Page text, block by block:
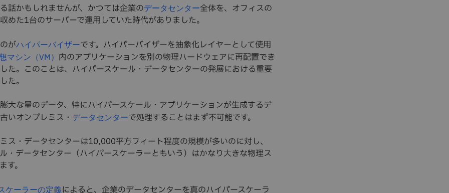
話かもしれませんが、かつては企業のデータセンター全体を、オフィスの
めた1台のサーバーで運用していた時代がありました。
がハイパーバイザーです。ハイパーバイザーを抽象化レイヤーとして使用
マシン（VM） 内のアプリケーションを別の物理ハードウェアに再配置でき
た。このことは、ハイパースケール・データセンターの発展における重要
た。
大な量のデータ、特にハイパースケール・アプリケーションが生成するデ
いオンプレミス・ データセンターで処理することはまず不可能です。
ス・データセンターは10,000平方フィート程度の規模が多いのに対し、
・データセンター（ハイパースケーラーともいう）はかなり大きな物理ス
す。
ケーラーの定義によると、企業のデータセンターを真のハイパースケーラ